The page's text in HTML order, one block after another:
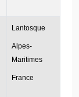
Lantosque
Alpes-
Maritimes
France